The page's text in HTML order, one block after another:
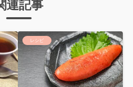
連記事
レシピ